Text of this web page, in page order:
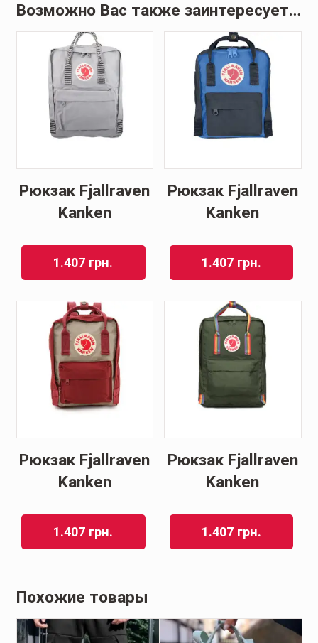
Возможно Вас также заинтересует…
Рюкзак Fjallraven
Kanken
1.407 грн.
Рюкзак Fjallraven
Kanken
1.407 грн.
Рюкзак Fjallraven
Kanken
1.407 грн.
Рюкзак Fjallraven
Kanken
1.407 грн.
Похожие товары